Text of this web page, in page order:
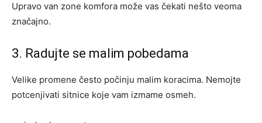
Upravo van zone komfora može vas čekati nešto veoma
značajno.
3. Radujte se malim pobedama
Velike promene često počinju malim koracima. Nemojte
potcenjivati sitnice koje vam izmame osmeh.